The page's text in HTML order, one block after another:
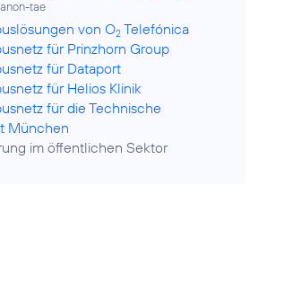
tae
von O2 Telefónica
für Prinzhorn Group
für Dataport
für Helios Klinik
für die Technische
München
im öffentlichen Sektor